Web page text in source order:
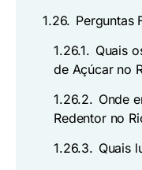
1.26. Perguntas
1.26.1. Quais
de Açúcar no
1.26.2. Onde
Redentor no
1.26.3. Quais